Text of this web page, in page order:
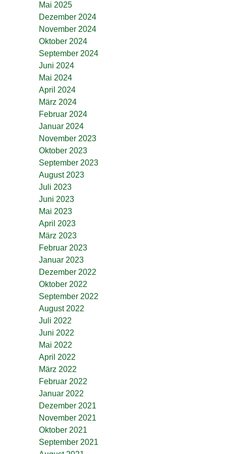
Mai 2025
Dezember 2024
November 2024
Oktober 2024
September 2024
Juni 2024
Mai 2024
April 2024
März 2024
Februar 2024
Januar 2024
November 2023
Oktober 2023
September 2023
August 2023
Juli 2023
Juni 2023
Mai 2023
April 2023
März 2023
Februar 2023
Januar 2023
Dezember 2022
Oktober 2022
September 2022
August 2022
Juli 2022
Juni 2022
Mai 2022
April 2022
März 2022
Februar 2022
Januar 2022
Dezember 2021
November 2021
Oktober 2021
September 2021